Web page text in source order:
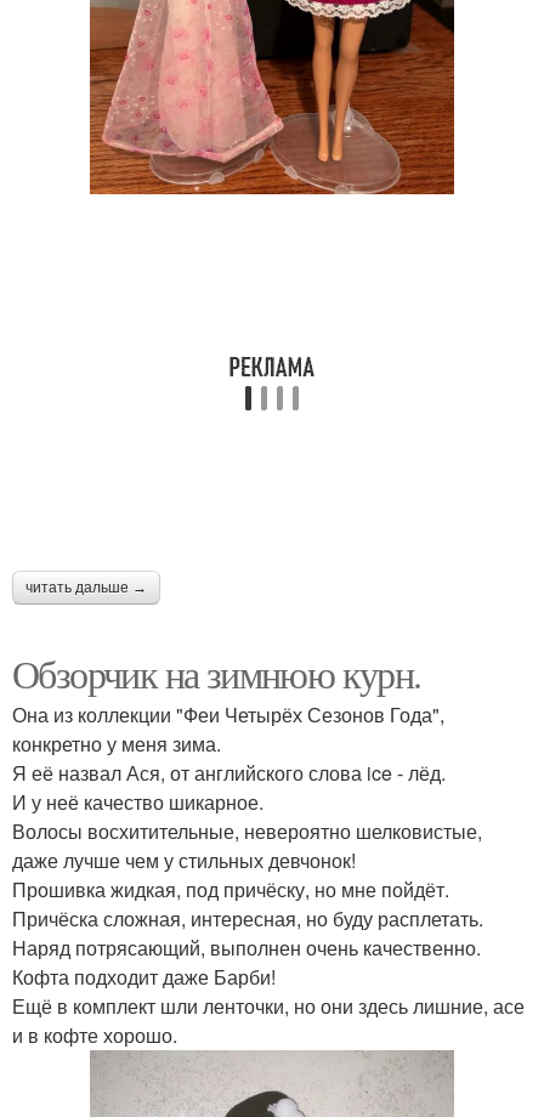
читать дальше →
Обзорчик на зимнюю курн.
Она из коллекции "Феи Четырёх Сезонов Года",
конкретно у меня зима.
Я её назвал Ася, от английского слова ice - лёд.
И у неё качество шикарное.
Волосы восхитительные, невероятно шелковистые,
даже лучше чем у стильных девчонок!
Прошивка жидкая, под причёску, но мне пойдёт.
Причёска сложная, интересная, но буду расплетать.
Наряд потрясающий, выполнен очень качественно.
Кофта подходит даже Барби!
Ещё в комплект шли ленточки, но они здесь лишние, асе
и в кофте хорошо.